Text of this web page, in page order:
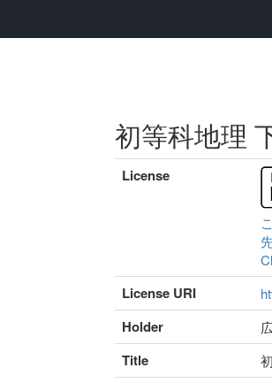
初等科地理
License
License URI
Holder
Title